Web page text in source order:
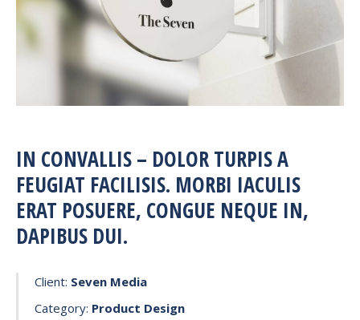
IN CONVALLIS – DOLOR TURPIS A
FEUGIAT FACILISIS. MORBI IACULIS
ERAT POSUERE, CONGUE NEQUE IN,
DAPIBUS DUI.
Client: Seven Media
Category: Product Design